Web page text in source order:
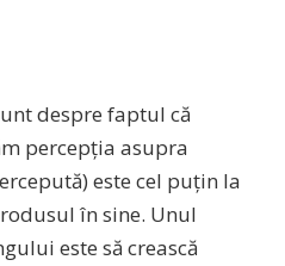
despre faptul că
percepția asupra
este cel puțin la
în sine. Unul
este să crească